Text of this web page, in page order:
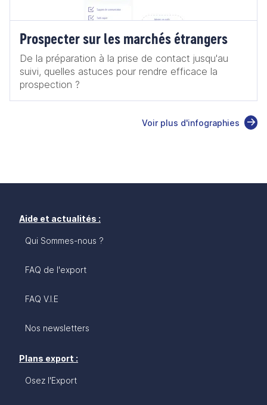
Prospecter sur les marchés étrangers
De la préparation à la prise de contact jusqu'au
suivi, quelles astuces pour rendre efficace la
prospection ?
Voir plus d'infographies
Aide et actualités :
Qui Sommes-nous ?
FAQ de l'export
FAQ V.I.E
Nos newsletters
Plans export :
Osez l'Export